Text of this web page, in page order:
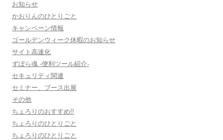
お知らせ
かおりんのひとりごと
キャンペーン情報
ゴールデンウィーク休暇のお知らせ
サイト高速化
ずぼら魂 -便利ツール紹介-
セキュリティ関連
セミナー、ブース出展
その他
ちょろりのおすすめ!!
ちょろりのひとりごと
ちょろりのひとりごと